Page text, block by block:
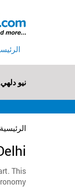
نيو
الرئيسية
This